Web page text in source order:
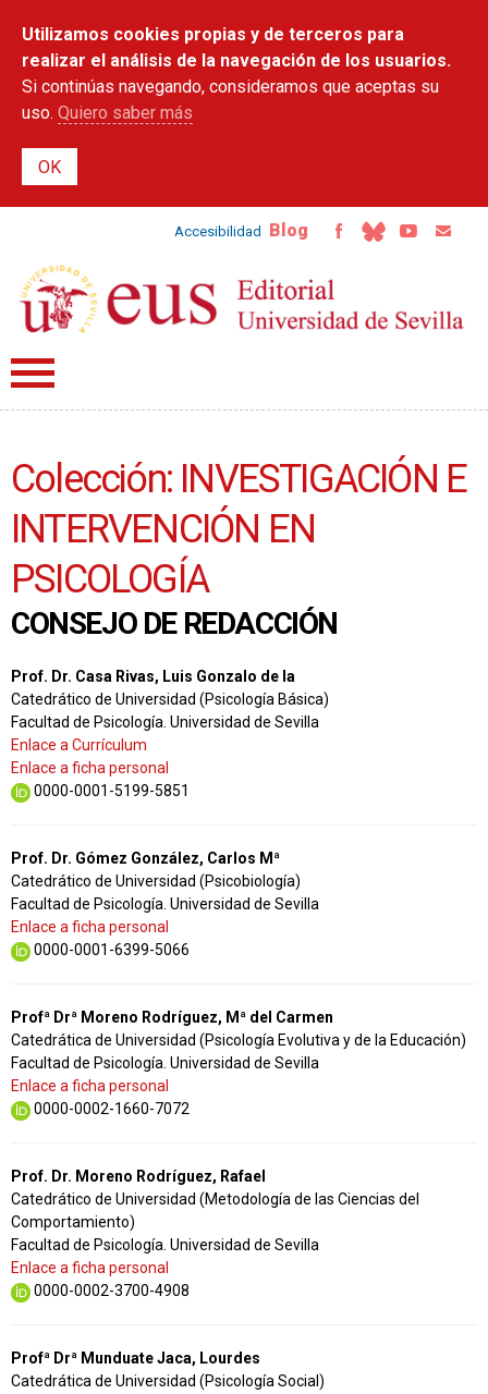
contenido
principal
Utilizamos cookies propias y de terceros para
realizar el análisis de la navegación de los usuarios.
Si continúas navegando, consideramos que aceptas su
uso. Quiero saber más
Accesibilidad Blog
Colección: INVESTIGACIÓN E
INTERVENCIÓN EN
PSICOLOGÍA
CONSEJO DE REDACCIÓN
Prof. Dr. Casa Rivas, Luis Gonzalo de la
Catedrático de Universidad (Psicología Básica)
Facultad de Psicología. Universidad de Sevilla
Enlace a Currículum
Enlace a ficha personal
0000-0001-5199-5851
Prof. Dr. Gómez González, Carlos Mª
Catedrático de Universidad (Psicobiología)
Facultad de Psicología. Universidad de Sevilla
Enlace a ficha personal
0000-0001-6399-5066
Profª Drª Moreno Rodríguez, Mª del Carmen
Catedrática de Universidad (Psicología Evolutiva y de la Educación)
Facultad de Psicología. Universidad de Sevilla
Enlace a ficha personal
0000-0002-1660-7072
Prof. Dr. Moreno Rodríguez, Rafael
Catedrático de Universidad (Metodología de las Ciencias del
Comportamiento)
Facultad de Psicología. Universidad de Sevilla
Enlace a ficha personal
0000-0002-3700-4908
Profª Drª Munduate Jaca, Lourdes
Catedrática de Universidad (Psicología Social)